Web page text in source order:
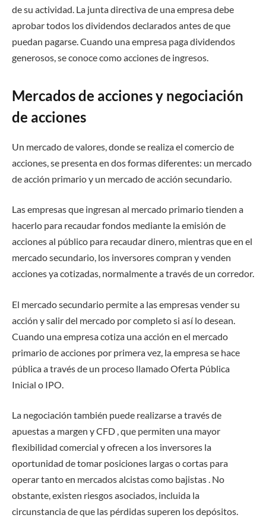
de su actividad. La junta directiva de una empresa debe
aprobar todos los dividendos declarados antes de que
puedan pagarse. Cuando una empresa paga dividendos
generosos, se conoce como acciones de ingresos.
Mercados de acciones y negociación
de acciones
Un mercado de valores, donde se realiza el comercio de
acciones, se presenta en dos formas diferentes: un mercado
de acción primario y un mercado de acción secundario.
Las empresas que ingresan al mercado primario tienden a
hacerlo para recaudar fondos mediante la emisión de
acciones al público para recaudar dinero, mientras que en el
mercado secundario, los inversores compran y venden
acciones ya cotizadas, normalmente a través de un corredor.
El mercado secundario permite a las empresas vender su
acción y salir del mercado por completo si así lo desean.
Cuando una empresa cotiza una acción en el mercado
primario de acciones por primera vez, la empresa se hace
pública a través de un proceso llamado Oferta Pública
Inicial o IPO.
La negociación también puede realizarse a través de
apuestas a margen y CFD , que permiten una mayor
flexibilidad comercial y ofrecen a los inversores la
oportunidad de tomar posiciones largas o cortas para
operar tanto en mercados alcistas como bajistas . No
obstante, existen riesgos asociados, incluida la
circunstancia de que las pérdidas superen los depósitos.